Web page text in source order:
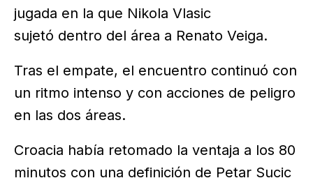
jugada en la que Nikola Vlasic
sujetó dentro del área a Renato Veiga.
Tras el empate, el encuentro continuó con
un ritmo intenso y con acciones de peligro
en las dos áreas.
Croacia había retomado la ventaja a los 80
minutos con una definición de Petar Sucic